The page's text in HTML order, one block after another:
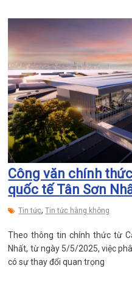
Công văn chính
quốc tế Tân Sơn
Tin tức,Tin tức hàng không
Theo thông tin chính thức từ
Nhất, từ ngày 5/5/2025, việc
có sự thay đổi quan trọng